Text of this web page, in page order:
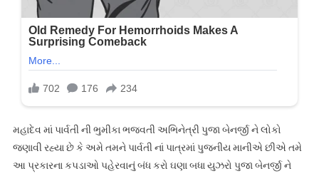
મહાદેવ માં પાર્વતી ની ભુમીકા ભજવતી અભિનેત્રી પુજા બેનર્જી ને લોકો
જણાવી રહ્યા છે કે અમે તમને પાર્વતી નાં પાત્રમાં પુજનીય માનીએ છીએ તમે
આ પ્રકારના કપડાઓ પહેરવાનું બંધ કરો ઘણા બધા યુઝરો પુજા બેનર્જી ને